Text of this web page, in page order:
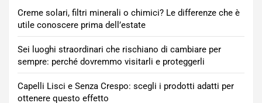
Creme solari, filtri minerali o chimici? Le differenze che è
utile conoscere prima dell’estate
Sei luoghi straordinari che rischiano di cambiare per
sempre: perché dovremmo visitarli e proteggerli
Capelli Lisci e Senza Crespo: scegli i prodotti adatti per
ottenere questo effetto